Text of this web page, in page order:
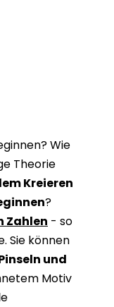
Wie
Theorie
Kreieren
n?
Zahlen - so
Sie können
und
Motiv